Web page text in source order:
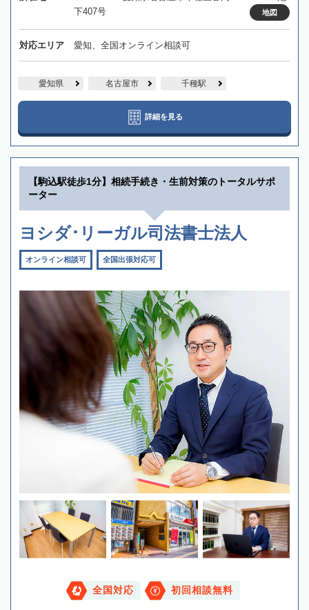
下407号
地図
対応エリア 愛知、全国オンライン相談可
愛知県 名古屋市 千種駅
詳細を見る
【駒込駅徒歩1分】相続手続き・生前対策のトータルサポ
ーター
ヨシダ･リーガル司法書士法人
オンライン相談可 全国出張対応可
全国対応 初回相談無料